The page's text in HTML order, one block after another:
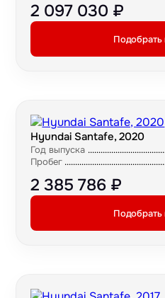
2 097 030 ₽
Hyundai Santafe, 2020
Год выпуска
Пробег
2 385 786 ₽